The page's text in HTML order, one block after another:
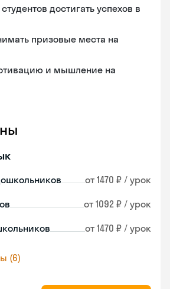
достигать успехов в
призовые места на
и мышление на
от 1470 ₽ / урок
от 1092 ₽ / урок
от 1470 ₽ / урок
(6)